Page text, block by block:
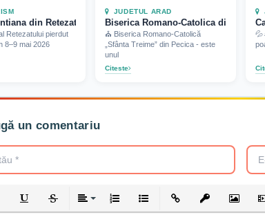
din Retezat arsa complet (2026)
Retezatului pierdut
8–9 mai 2026
JUDETUL ARAD
Biserica Romano-Catolica din
⛪ Biserica Romano-Catolică
„Sfânta Treime” din Pecica - este
unul
Citeste
un comentariu
UnderlineStrikethrough
Align Ordered ListUnordered List
Insert LinkInsertInsert